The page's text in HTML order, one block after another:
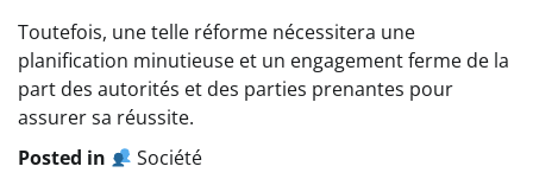
Toutefois, une telle réforme nécessitera une
planification minutieuse et un engagement ferme de la
part des autorités et des parties prenantes pour
assurer sa réussite.
Posted in
Société